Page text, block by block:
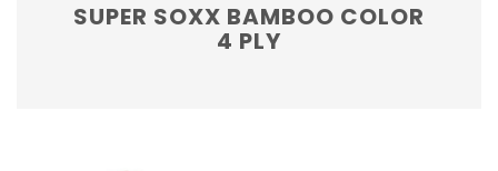
SUPER SOXX BAMBOO COLOR
4 PLY